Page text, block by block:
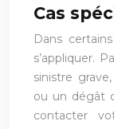
Cas
Dans
s’appliquer.
sinistre
ou un dégât
contacter